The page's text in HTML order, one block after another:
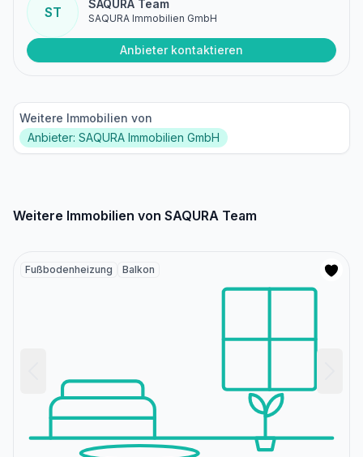
ST
SAQURA Team
SAQURA Immobilien GmbH
Anbieter kontaktieren
Weitere Immobilien von
Anbieter: SAQURA Immobilien GmbH
Weitere Immobilien von SAQURA Team
Fußbodenheizung Balkon